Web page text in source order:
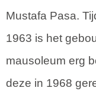
Mustafa Pasa.
1963 is het
mausoleum erg
deze in 1968